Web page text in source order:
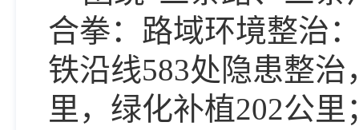
合拳：路域环境整治
铁沿线583处隐患整
里，绿化补植202公里